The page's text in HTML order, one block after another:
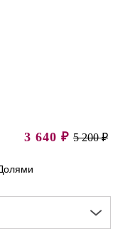
3 640 ₽ 5 200 ₽